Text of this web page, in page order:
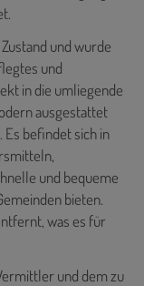
und wurde
und
in die umliegende
ausgestattet
Es befindet sich in
und bequeme
bieten.
was es für
und dem zu